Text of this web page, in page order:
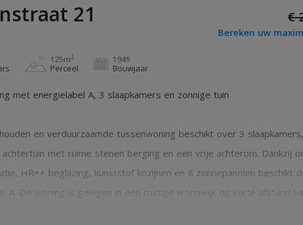
21 €
Bereken uw
125m2
Perceel
1949
Bouwjaar
met energielabel A, 3 slaapkamers en zonnige tuin
en verduurzaamde tussenwoning beschikt over 3
met ruime stenen berging en een vrije achterom. Dankzij
HR++ beglazing, kunststof kozijnen en 8 zonnepanelen beschikt
A. De woning is gelegen in een rustige woonwijk op korte afstand